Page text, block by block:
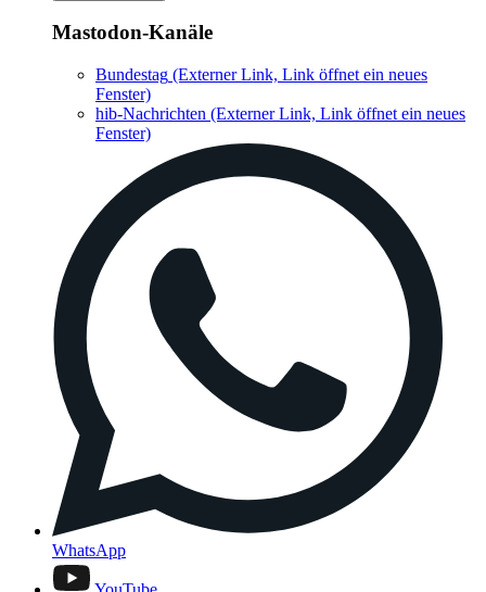
Mastodon-Kanäle
Bundestag (Externer Link, Link öffnet ein neues
Fenster)
hib-Nachrichten (Externer Link, Link öffnet ein neues
Fenster)
WhatsApp